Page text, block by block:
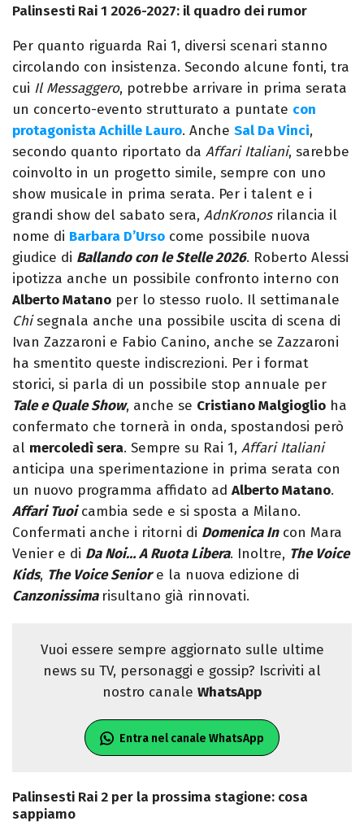
Palinsesti Rai 1 2026-2027: il quadro dei rumor
Per quanto riguarda Rai 1, diversi scenari stanno
circolando con insistenza. Secondo alcune fonti, tra
cui Il Messaggero, potrebbe arrivare in prima serata
un concerto-evento strutturato a puntate con
protagonista Achille Lauro. Anche Sal Da Vinci,
secondo quanto riportato da Affari Italiani, sarebbe
coinvolto in un progetto simile, sempre con uno
show musicale in prima serata. Per i talent e i
grandi show del sabato sera, AdnKronosrilancia il
nome di Barbara D’Urso come possibile nuova
giudice di Ballando con le Stelle 2026. Roberto Alessi
ipotizza anche un possibile confronto interno con
Alberto Matano per lo stesso ruolo. Il settimanale
Chisegnala anche una possibile uscita di scena di
Ivan Zazzaroni e Fabio Canino, anche se Zazzaroni
ha smentito queste indiscrezioni. Per i format
storici, si parla di un possibile stop annuale per
Tale e Quale Show, anche se Cristiano Malgioglio ha
confermato che tornerà in onda, spostandosi però
al mercoledì sera. Sempre su Rai 1, Affari Italiani
anticipa una sperimentazione in prima serata con
un nuovo programma affidato ad Alberto Matano.
Affari Tuoicambia sede e si sposta a Milano.
Confermati anche i ritorni di Domenica Incon Mara
Venier e di Da Noi… A Ruota Libera. Inoltre, The Voice
Kids, The Voice Seniore la nuova edizione di
Canzonissima risultano già rinnovati.
Vuoi essere sempre aggiornato sulle ultime
news su TV, personaggi e gossip? Iscriviti al
nostro canale WhatsApp
Entra nel canale WhatsApp
Palinsesti Rai 2 per la prossima stagione: cosa
sappiamo